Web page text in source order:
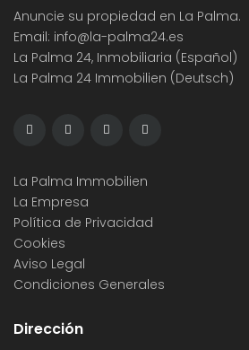
Anuncie su propiedad en La Palma.
Email: info@la-palma24.es
La Palma 24, Inmobiliaria (Español)
La Palma 24 Immobilien (Deutsch)
La Palma Immobilien
La Empresa
Política de Privacidad
Cookies
Aviso Legal
Condiciones Generales
Dirección